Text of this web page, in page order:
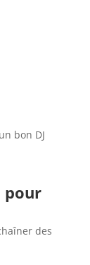
bon DJ
pour
des